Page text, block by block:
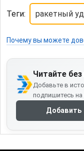
Теги: ракетный
Почему вы можете
Читайте
Добавьте в
подпишитесь на
Добавить